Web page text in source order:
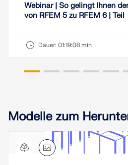
LASTZONEN PRÜFEN
Überholte Produkte
Webinar | So gelingt Ihnen
von RFEM 5 zu RFEM 6 | Teil
Dauer: 01:19:08 min
Modelle zum